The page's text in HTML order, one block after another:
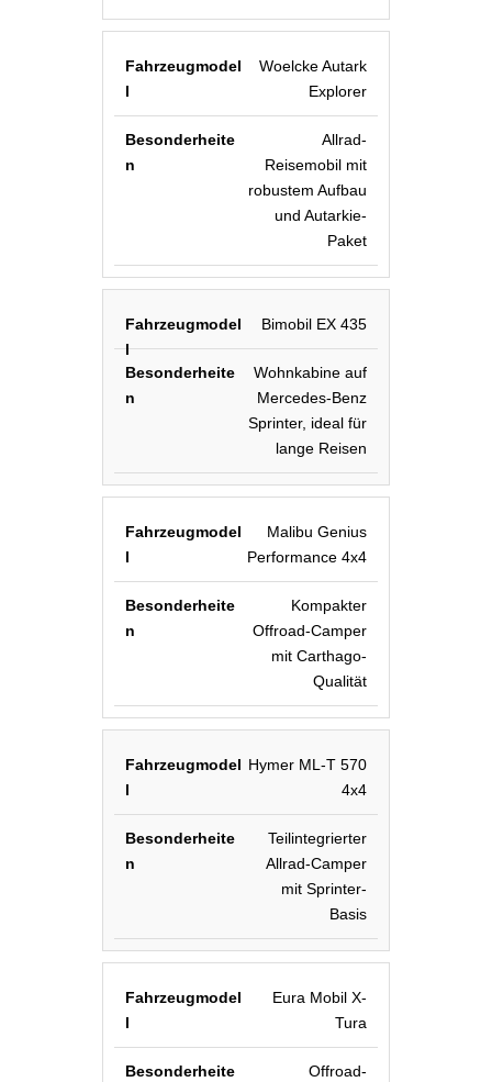
Woelcke Autark
Explorer
Allrad-
Reisemobil mit
robustem Aufbau
und Autarkie-
Paket
Bimobil EX 435
Wohnkabine auf
Mercedes-Benz
Sprinter, ideal für
lange Reisen
Malibu Genius
Performance 4x4
Kompakter
Offroad-Camper
mit Carthago-
Qualität
Hymer ML-T 570
4x4
Teilintegrierter
Allrad-Camper
mit Sprinter-
Basis
Eura Mobil X-
Tura
Offroad-